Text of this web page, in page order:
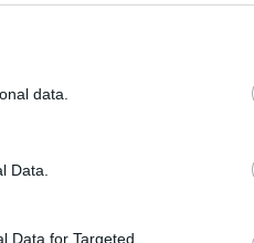
data.
Data.
Data for Targeted
την Μαλένα, καθώς
στην περίπτωση της
των δυο
με πληροφορίες και
που είχαν επαφή με
φέρεται να